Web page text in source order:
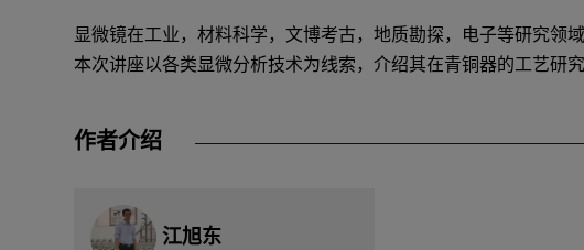
显微镜在工业，材料科学，文博考古，地质勘探，电子等研究领
本次讲座以各类显微分析技术为线索，介绍其在青铜器的工艺研
作者介绍
江旭东